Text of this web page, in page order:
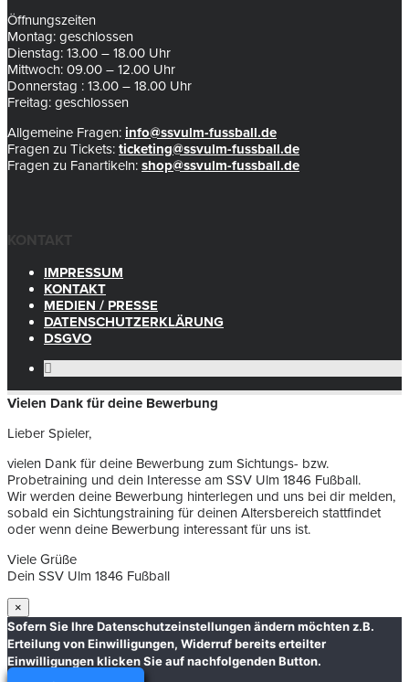
Öffnungszeiten
Montag: geschlossen
Dienstag: 13.00 – 18.00 Uhr
Mittwoch: 09.00 – 12.00 Uhr
Donnerstag : 13.00 – 18.00 Uhr
Freitag: geschlossen
Allgemeine Fragen: info@ssvulm-fussball.de
Fragen zu Tickets: ticketing@ssvulm-fussball.de
Fragen zu Fanartikeln: shop@ssvulm-fussball.de
KONTAKT
IMPRESSUM
KONTAKT
MEDIEN / PRESSE
DATENSCHUTZERKLÄRUNG
DSGVO
Vielen Dank für deine Bewerbung
Lieber Spieler,
vielen Dank für deine Bewerbung zum Sichtungs- bzw.
Probetraining und dein Interesse am SSV Ulm 1846 Fußball.
Wir werden deine Bewerbung hinterlegen und uns bei dir melden,
sobald ein Sichtungstraining für deinen Altersbereich stattfindet
oder wenn deine Bewerbung interessant für uns ist.
Viele Grüße
Dein SSV Ulm 1846 Fußball
×
Sofern Sie Ihre Datenschutzeinstellungen ändern möchten z.B.
Erteilung von Einwilligungen, Widerruf bereits erteilter
Einwilligungen klicken Sie auf nachfolgenden Button.